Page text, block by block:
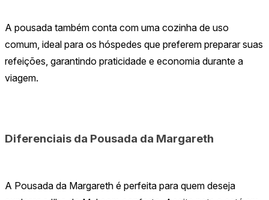
A pousada também conta com uma cozinha de uso
comum, ideal para os hóspedes que preferem preparar suas
refeições, garantindo praticidade e economia durante a
viagem.
Diferenciais da Pousada da Margareth
A Pousada da Margareth é perfeita para quem deseja